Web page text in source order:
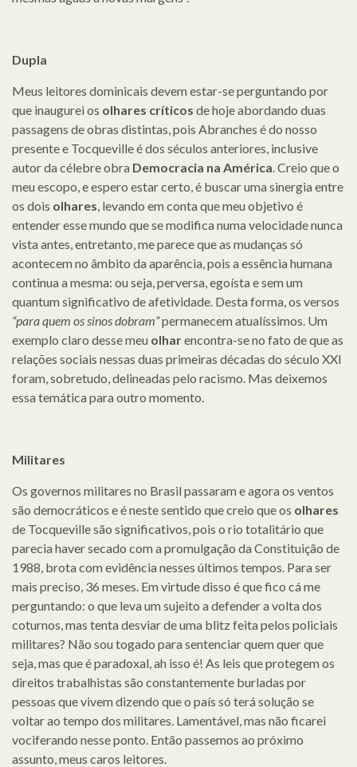
Dupla
Meus leitores dominicais devem estar-se perguntando por
que inaugurei os olhares críticos de hoje abordando duas
passagens de obras distintas, pois Abranches é do nosso
presente e Tocqueville é dos séculos anteriores, inclusive
autor da célebre obra Democracia na América . Creio que o
meu escopo, e espero estar certo, é buscar uma sinergia entre
os dois olhares , levando em conta que meu objetivo é
entender esse mundo que se modifica numa velocidade nunca
vista antes, entretanto, me parece que as mudanças só
acontecem no âmbito da aparência, pois a essência humana
continua a mesma: ou seja, perversa, egoísta e sem um
quantum significativo de afetividade. Desta forma, os versos
“para quem os sinos dobram”permanecem atualíssimos. Um
exemplo claro desse meu olharencontra-se no fato de que as
relações sociais nessas duas primeiras décadas do século XXI
foram, sobretudo, delineadas pelo racismo. Mas deixemos
essa temática para outro momento.
Militares
Os governos militares no Brasil passaram e agora os ventos
são democráticos e é neste sentido que creio que os olhares
de Tocqueville são significativos, pois o rio totalitário que
parecia haver secado com a promulgação da Constituição de
1988, brota com evidência nesses últimos tempos. Para ser
mais preciso, 36 meses. Em virtude disso é que fico cá me
perguntando: o que leva um sujeito a defender a volta dos
coturnos, mas tenta desviar de uma blitz feita pelos policiais
militares? Não sou togado para sentenciar quem quer que
seja, mas que é paradoxal, ah isso é! As leis que protegem os
direitos trabalhistas são constantemente burladas por
pessoas que vivem dizendo que o país só terá solução se
voltar ao tempo dos militares. Lamentável, mas não ficarei
vociferando nesse ponto. Então passemos ao próximo
assunto, meus caros leitores.